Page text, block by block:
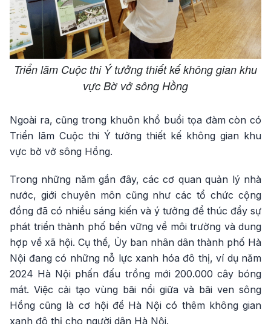
Triển lãm Cuộc thi Ý tưởng thiết kế không gian khu
vực Bờ vở sông Hồng
Ngoài ra, cũng trong khuôn khổ buổi tọa đàm còn có
Triển lãm Cuộc thi Ý tưởng thiết kế không gian khu
vực bờ vở sông Hồng.
Trong những năm gần đây, các cơ quan quản lý nhà
nước, giới chuyên môn cũng như các tổ chức cộng
đồng đã có nhiều sáng kiến và ý tưởng để thúc đẩy sự
phát triển thành phố bền vững về môi trường và dung
hợp về xã hội. Cụ thể, Ủy ban nhân dân thành phố Hà
Nội đang có những nỗ lực xanh hóa đô thị, ví dụ năm
2024 Hà Nội phấn đấu trồng mới 200.000 cây bóng
mát. Việc cải tạo vùng bãi nổi giữa và bãi ven sông
Hồng cũng là cơ hội để Hà Nội có thêm không gian
xanh đô thị cho người dân Hà Nội.